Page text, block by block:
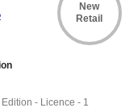
New
Retail
- Licence - 1